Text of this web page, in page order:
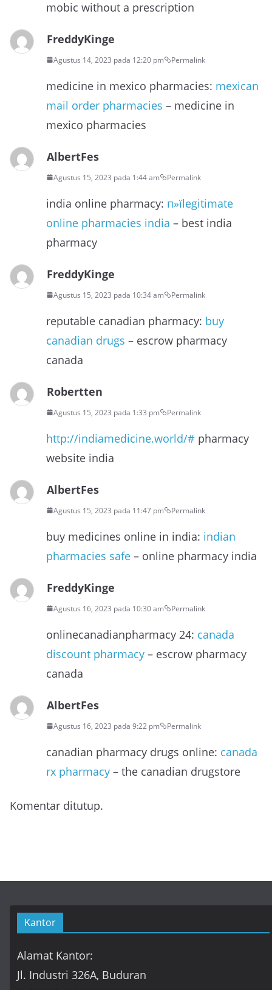
mobic without a prescription
FreddyKinge
Agustus 14, 2023 pada 12:20 pm Permalink
medicine in mexico pharmacies: mexican
mail order pharmacies – medicine in
mexico pharmacies
AlbertFes
Agustus 15, 2023 pada 1:44 am Permalink
india online pharmacy: п»їlegitimate
online pharmacies india – best india
pharmacy
FreddyKinge
Agustus 15, 2023 pada 10:34 am Permalink
reputable canadian pharmacy: buy
canadian drugs – escrow pharmacy
canada
Robertten
Agustus 15, 2023 pada 1:33 pm Permalink
http://indiamedicine.world/# pharmacy
website india
AlbertFes
Agustus 15, 2023 pada 11:47 pm Permalink
buy medicines online in india: indian
pharmacies safe – online pharmacy india
FreddyKinge
Agustus 16, 2023 pada 10:30 am Permalink
onlinecanadianpharmacy 24: canada
discount pharmacy – escrow pharmacy
canada
AlbertFes
Agustus 16, 2023 pada 9:22 pm Permalink
canadian pharmacy drugs online: canada
rx pharmacy – the canadian drugstore
Komentar ditutup.
Kantor
Alamat Kantor:
Jl. Industri 326A, Buduran